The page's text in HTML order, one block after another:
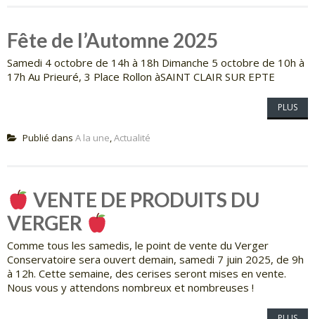
Fête de l’Automne 2025
Samedi 4 octobre de 14h à 18h Dimanche 5 octobre de 10h à
17h Au Prieuré, 3 Place Rollon àSAINT CLAIR SUR EPTE
PLUS
Publié dans A la une,Actualité
VENTE DE PRODUITS DU
VERGER
Comme tous les samedis, le point de vente du Verger
Conservatoire sera ouvert demain, samedi 7 juin 2025, de 9h
à 12h. Cette semaine, des cerises seront mises en vente.
Nous vous y attendons nombreux et nombreuses !